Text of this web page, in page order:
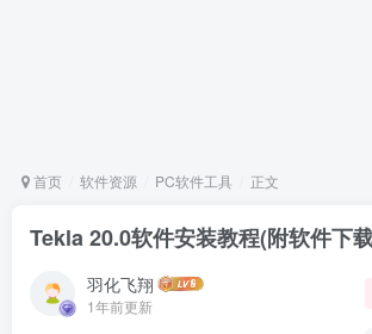
首页 软件资源 PC软件工具 正文
​Tekla 20.0软件安装教程(附软件下
羽化飞翔
1年前更新